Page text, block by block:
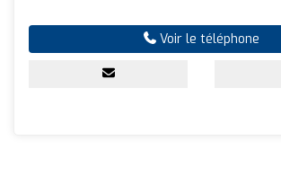
Voir le téléphone